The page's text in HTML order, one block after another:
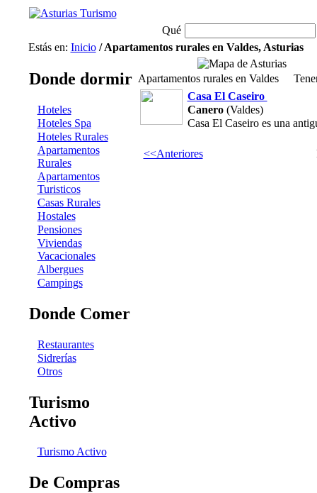
Qué
Estás en: Inicio/ Apartamentos rurales en Valdes, Asturias
Donde dormir
Hoteles
Hoteles Spa
Hoteles Rurales
Apartamentos
Rurales
Apartamentos
Turisticos
Casas Rurales
Hostales
Pensiones
Viviendas
Vacacionales
Albergues
Campings
Donde Comer
Restaurantes
Sidrerías
Otros
Turismo
Activo
Turismo Activo
De Compras
Apartamentos rurales en Valdes
Casa El Caseiro
Canero(Valdes)
Casa El Caseiro es una
<<Anteriores